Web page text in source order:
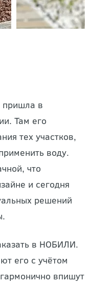
пришла в
Там его
тех участков,
воду.
что
и сегодня
решений
в НОБИЛИ.
его с учётом
впишут